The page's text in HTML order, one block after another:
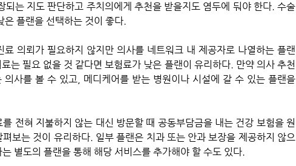
되는 지도 판단하고 주치의에게 추천을 받을지도 염두에 둬야 한다. 수술
은 플랜을 선택하는 것이 좋다.
의뢰가 필요하지 않지만 의사를 네트워크 내 제공자로 나열하는 플랜
는 필요 없을 것 같다면 보험료가 낮은 플랜이 유리하다. 만약 의사 추천
사를 볼 수 있고, 메디케어를 받는 병원이나 시설에 갈 수 있는 플랜을
전혀 지불하지 않는 대신 방문할 때 공동부담금을 내는 건강 보험을 원
보는 것이 유리하다. 일부 플랜은 치과 또는 안과 보장을 제공하지 않으
별도의 플랜을 통해 해당 서비스를 추가해야 할 수도 있다.